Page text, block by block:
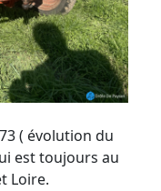
( évolution du
est toujours au
Loire.